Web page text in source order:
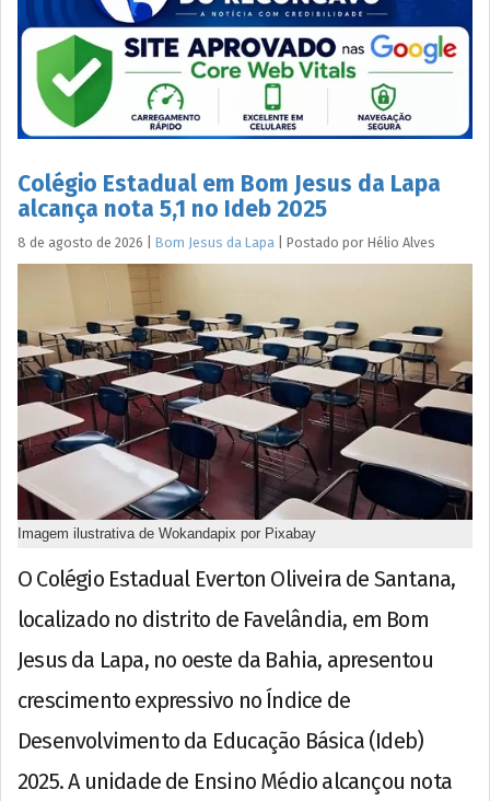
Colégio Estadual em Bom Jesus da Lapa
alcança nota 5,1 no Ideb 2025
8 de agosto de 2026 Bom Jesus da Lapa Postado por Hélio Alves
Imagem ilustrativa de Wokandapix por Pixabay
O Colégio Estadual Everton Oliveira de Santana,
localizado no distrito de Favelândia, em Bom
Jesus da Lapa, no oeste da Bahia, apresentou
crescimento expressivo no Índice de
Desenvolvimento da Educação Básica (Ideb)
2025. A unidade de Ensino Médio alcançou nota